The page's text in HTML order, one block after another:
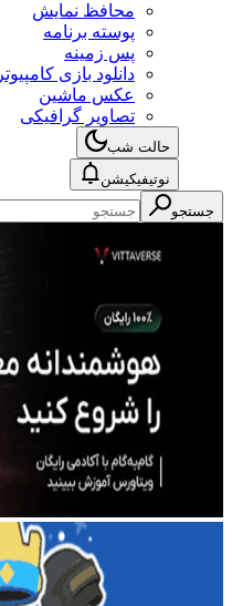
محافظ نمایش
پوسته برنامه
پس زمینه
دانلود بازی کامپیوتر
عکس ماشین
تصاویر گرافیکی
حالت شب
نوتیفیکیشن
جستجو